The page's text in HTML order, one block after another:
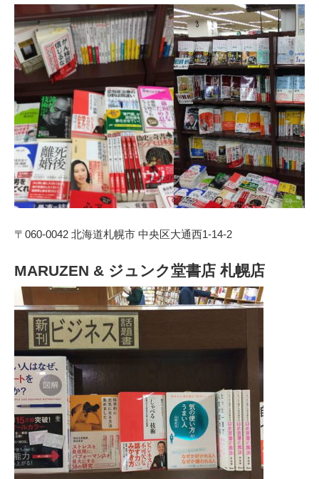
〒060-0042 北海道札幌市 中央区大通西1-14-2
MARUZEN & ジュンク堂書店 札幌店